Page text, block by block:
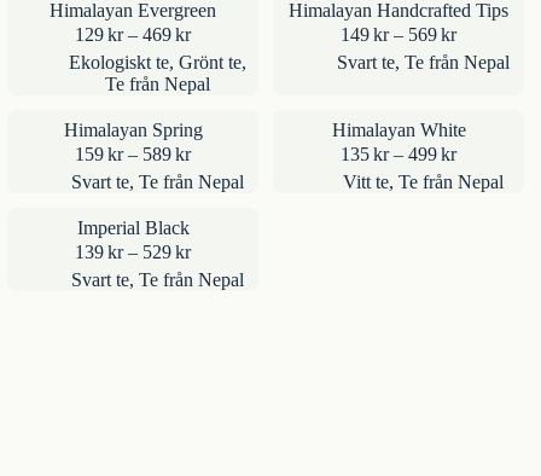
Himalayan Evergreen
129kr – 469krPrisintervall:
129kr
till
469kr
Ekologiskt te, Grönt te,
Te från Nepal
Himalayan Handcrafted Tips
149kr – 569kr
149kr
Svart te, Te från Nepal
Himalayan Spring
159kr – 589krPrisintervall:
159kr
Svart te, Te från Nepal
Himalayan White
135kr – 499kr
135kr
Vitt te, Te från Nepal
Imperial Black
139kr – 529krPrisintervall:
139kr
Svart te, Te från Nepal